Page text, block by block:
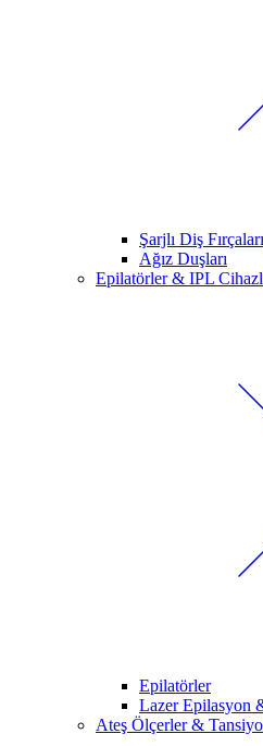
Şarjlı Diş Fırçaları
Ağız Duşları
Epilatörler & IPL
Epilatörler
Lazer Epilasyon
Ateş Ölçerler &